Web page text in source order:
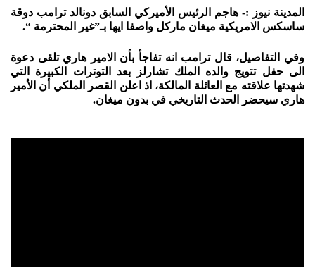
المدينة نيوز :- هاجم الرئيس الأميركي السابق دونالد ترامب دوقة
ساسكس الامريكية ميغان ماركل واصفا ايها بـ”غير المحترمة “.
وفي التفاصيل، قال ترامب انه تفاجأ بأن الامير هاري تلقى دعوة
الى حفل تتويج والده الملك تشارلز بعد التوترات الكبيرة التي
شهدتها علاقته مع العائلة المالكة، اذ اعلن القصر الملكي أن الأمير
هاري سيحضر الحدث التاريخي في بدون ميغان.